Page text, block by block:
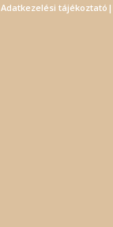
Adatkezelési tájékoztató |